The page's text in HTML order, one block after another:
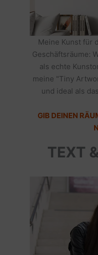
Meine Kunst für
Geschäftsräume:
als echte
meine "Tiny
und ideal als
GIB DEINEN
TEXT